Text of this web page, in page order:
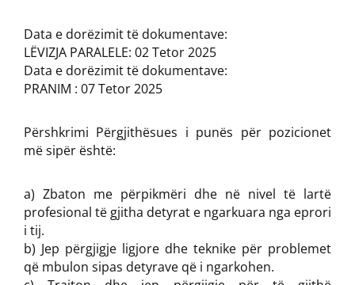
Data e dorëzimit të dokumentave:
LËVIZJA PARALELE: 02 Tetor 2025
Data e dorëzimit të dokumentave:
PRANIM : 07 Tetor 2025
Përshkrimi Përgjithësues i punës për pozicionet
më sipër është:
a) Zbaton me përpikmëri dhe në nivel të lartë
profesional të gjitha detyrat e ngarkuara nga eprori
i tij.
b) Jep përgjigje ligjore dhe teknike për problemet
që mbulon sipas detyrave që i ngarkohen.